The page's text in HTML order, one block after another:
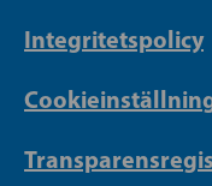
Integritetspolicy